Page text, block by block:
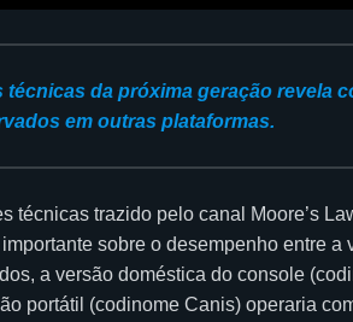
da próxima geração revela
em outras plataformas.
técnicas trazido pelo canal Moore’s
sobre o desempenho entre
a versão doméstica do console
portátil (codinome Canis) operaria